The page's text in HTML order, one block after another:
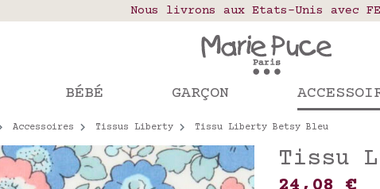
Notre site part en vacances !
Les commandes passées après le 4 août seront
Nous livrons aux Etats-Unis avec
en relais colis en France, Belgique,
BÉBÉ GARÇON
Accessoires Tissus Liberty Tissu Liberty Betsy Bleu
Tissu